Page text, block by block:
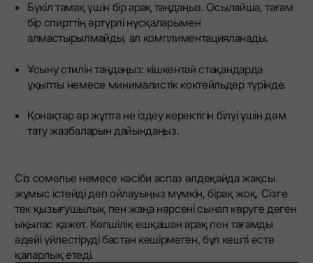
Бүкіл тамақ үшін бір арақ таңдаңыз. Осылайша, тағам
бір спирттің әртүрлі нұсқаларымен
алмастырылмайды, ал комплиментацияланады.
Ұсыну стилін таңдаңыз: кішкентай стақандарда
ұқыпты немесе минималистік коктейльдер түрінде.
Қонақтар әр жұпта не іздеу керектігін білуі үшін дәм
тату жазбаларын дайындаңыз.
Сіз сомелье немесе кәсіби аспаз әлдеқайда жақсы
жұмыс істейді деп ойлауыңыз мүмкін, бірақ жоқ. Сізге
тек қызығушылық пен жаңа нәрсені сынап көруге деген
ықылас қажет. Көпшілік ешқашан арақ пен тағамды
әдейі үйлестіруді бастан кешірмеген, бұл кешті есте
қаларлық етеді.